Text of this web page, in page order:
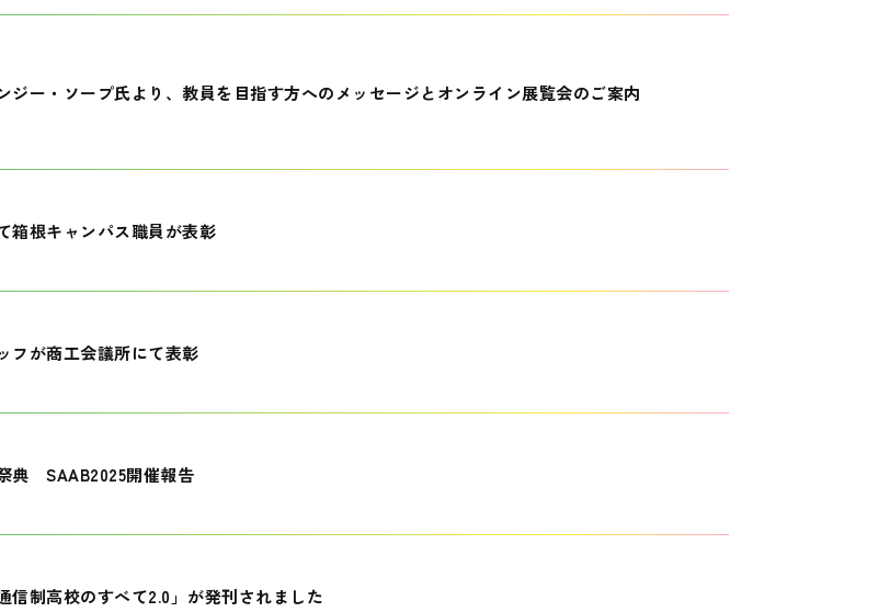
ジー・ソープ氏より、教員を目指す方へのメッセージとオンライン展覧会のご案内
箱根キャンパス職員が表彰
フが商工会議所にて表彰
典 SAAB2025開催報告
信制高校のすべて2.0」が発刊されました